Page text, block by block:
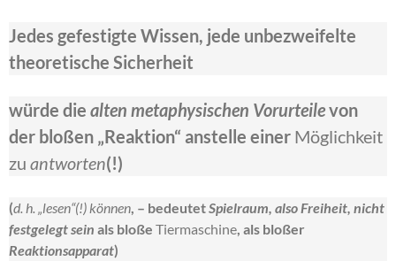
Jedes gefestigte Wissen, jede unbezweifelte
theoretische Sicherheit
würde die alten metaphysischen Vorurteilevon
der bloßen „Reaktion“ anstelle einer Möglichkeit
zu antworten(!)
(d. h. „lesen“(!) können, – bedeutetSpielraum, also Freiheit, nicht
festgelegt sein als bloße Tiermaschine, als bloßer
Reaktionsapparat)